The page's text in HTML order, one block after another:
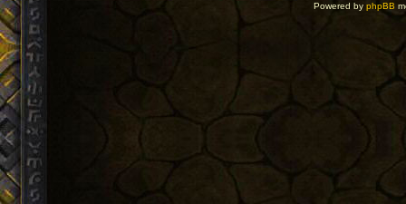
Powered by phpBB